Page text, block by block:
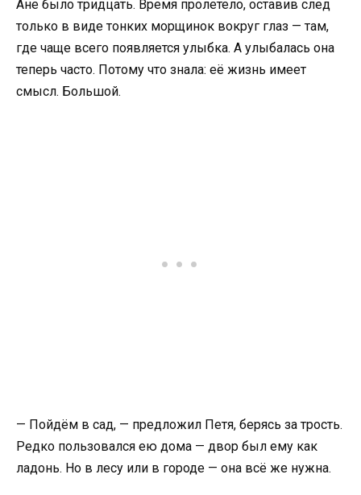
Ане было тридцать. Время пролетело, оставив след
только в виде тонких морщинок вокруг глаз — там,
где чаще всего появляется улыбка. А улыбалась она
теперь часто. Потому что знала: её жизнь имеет
смысл. Большой.
— Пойдём в сад, — предложил Петя, берясь за трость.
Редко пользовался ею дома — двор был ему как
ладонь. Но в лесу или в городе — она всё же нужна.